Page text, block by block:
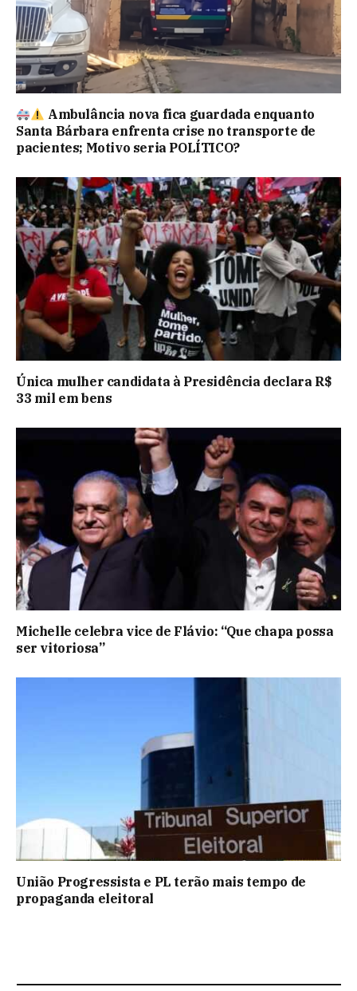
Ambulância nova fica guardada enquanto
Santa Bárbara enfrenta crise no transporte de
pacientes; Motivo seria POLÍTICO?
Única mulher candidata à Presidência declara R$
33 mil em bens
Michelle celebra vice de Flávio: “Que chapa possa
ser vitoriosa”
União Progressista e PL terão mais tempo de
propaganda eleitoral